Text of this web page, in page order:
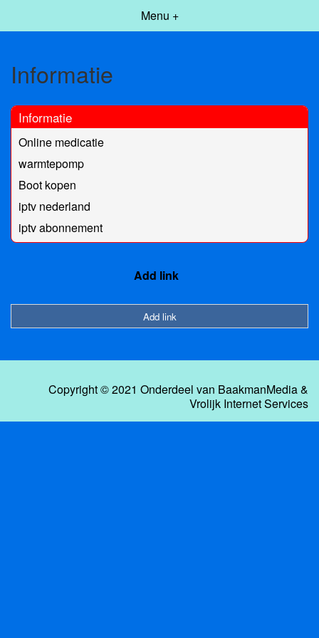
Menu +
Informatie
Informatie
Online medicatie
warmtepomp
Boot kopen
iptv nederland
iptv abonnement
Add link
Add link
Copyright © 2021 Onderdeel van BaakmanMedia&
Vrolijk Internet Services